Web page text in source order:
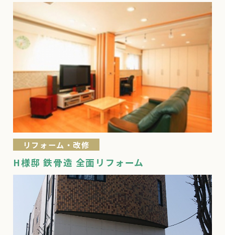
リフォーム・改修
H様邸 鉄骨造 全面リフォーム